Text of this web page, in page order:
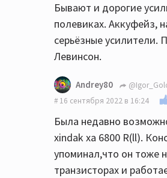
Бывают и дорогие
полевиках. Аккуфейз,
серьёзные усилители.
Левинсон.
Andrey80
16 сентября 2022 в 16:24
Была недавно
xindak xa 6800 R(ll).
упоминал,что он тоже
транзисторах и